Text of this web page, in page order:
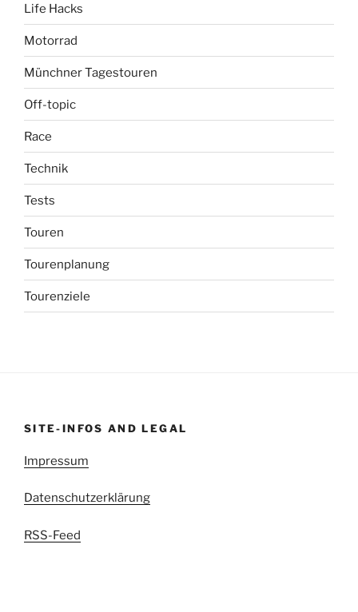
Life Hacks
Motorrad
Münchner Tagestouren
Off-topic
Race
Technik
Tests
Touren
Tourenplanung
Tourenziele
SITE-INFOS AND LEGAL
Impressum
Datenschutzerklärung
RSS-Feed